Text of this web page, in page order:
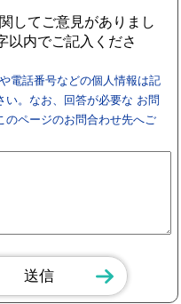
してご意見がありまし
以内でご記入くださ
電話番号などの個人情報は記
い。なお、回答が必要な お問
のページのお問合わせ先へご